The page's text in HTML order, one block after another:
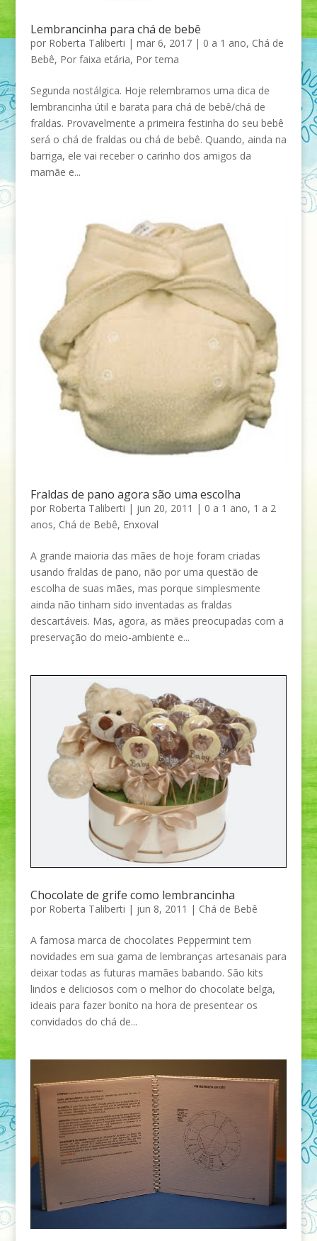
Lembrancinha para chá de bebê
por Roberta Taliberti | mar 6, 2017| 0 a 1 ano, Chá de
Bebê, Por faixa etária, Por tema
Segunda nostálgica. Hoje relembramos uma dica de
lembrancinha útil e barata para chá de bebê/chá de
fraldas. Provavelmente a primeira festinha do seu bebê
será o chá de fraldas ou chá de bebê. Quando, ainda na
barriga, ele vai receber o carinho dos amigos da
mamãe e...
Fraldas de pano agora são uma escolha
por Roberta Taliberti | jun 20, 2011 | 0 a 1 ano, 1 a 2
anos, Chá de Bebê, Enxoval
A grande maioria das mães de hoje foram criadas
usando fraldas de pano, não por uma questão de
escolha de suas mães, mas porque simplesmente
ainda não tinham sido inventadas as fraldas
descartáveis. Mas, agora, as mães preocupadas com a
preservação do meio-ambiente e...
Chocolate de grife como lembrancinha
por Roberta Taliberti | jun 8, 2011 | Chá de Bebê
A famosa marca de chocolates Peppermint tem
novidades em sua gama de lembranças artesanais para
deixar todas as futuras mamães babando. São kits
lindos e deliciosos com o melhor do chocolate belga,
ideais para fazer bonito na hora de presentear os
convidados do chá de...